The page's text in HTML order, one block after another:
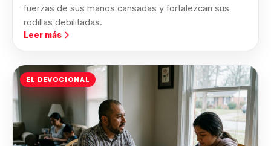
fuerzas de sus manos cansadas y fortalezcan sus
rodillas debilitadas.
Leer más
EL DEVOCIONAL